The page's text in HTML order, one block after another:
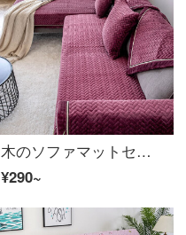
木のソファマットセット滑り止め冬のウールクッションカバー全カバー四季通用組み合わせのソファーの背もたれカバーは独特の赤70*70 CMのシングルです。
¥290~